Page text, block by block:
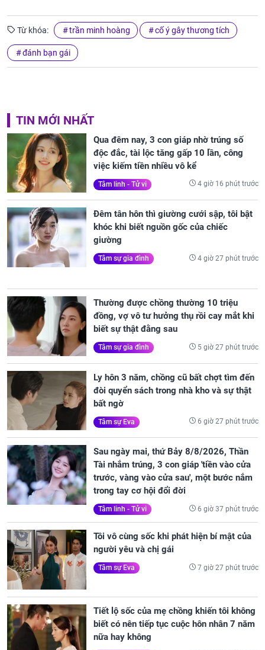
Từ khóa: trần minh hoàng cố ý gây thương tích
đánh bạn gái
TIN MỚI NHẤT
Qua đêm nay, 3 con giáp nhờ trúng số
độc đắc, tài lộc tăng gấp 10 lần, công
việc kiếm tiền nhiều vô kể
Tâm linh - Tử vi 4 giờ 16 phút trước
Đêm tân hôn thì giường cưới sập, tôi bật
khóc khi biết nguồn gốc của chiếc
giường
Tâm sự gia đình 4 giờ 27 phút trước
Thường được chồng thường 10 triệu
đồng, vợ vô tư hưởng thụ rồi cay mắt khi
biết sự thật đằng sau
Tâm sự gia đình 5 giờ 27 phút trước
Ly hôn 3 năm, chồng cũ bất chợt tìm đến
đòi quyển sách trong nhà kho và sự thật
bất ngờ
Tâm sự Eva 6 giờ 27 phút trước
Sau ngày mai, thứ Bảy 8/8/2026, Thần
Tài nhắm trúng, 3 con giáp 'tiền vào cửa
trước, vàng vào cửa sau', một bước nắm
trong tay cơ hội đổi đời
Tâm linh - Tử vi 6 giờ 37 phút trước
Tôi vô cùng sốc khi phát hiện bí mật của
người yêu và chị gái
Tâm sự Eva 7 giờ 27 phút trước
Tiết lộ sốc của mẹ chồng khiến tôi không
biết có nên tiếp tục cuộc hôn nhân 7 năm
nữa hay không